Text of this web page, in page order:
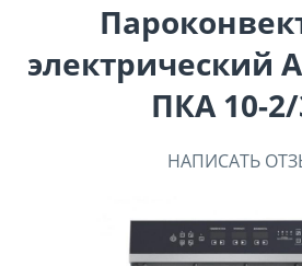
электрический
ПКА 10-
НАПИСАТЬ